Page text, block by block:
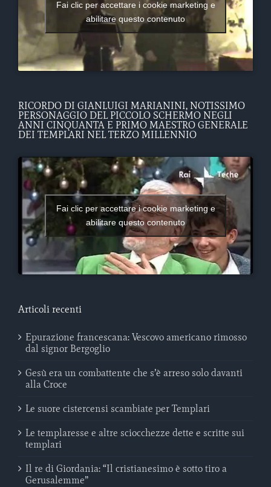
Fai clic per accettare i cookie marketing e
abilitare questo contenuto
RICORDO DI GIANLUIGI MARIANINI, NOTISSIMO
PERSONAGGIO DEL PICCOLO SCHERMO NEGLI
ANNI CINQUANTA E PRIMO MAESTRO GENERALE
DEI TEMPLARI NEL TERZO MILLENNIO
Fai clic per accettare i cookie marketing e
abilitare questo contenuto
Articoli recenti
Epurazione francescana: Vescovo americano rimosso
dal signor Bergoglio
Gesù era un combattente che s’è arreso solo davanti
alla Croce
Le suore cistercensi scambiate per Templari
Le templaresse e altre sciocchezze dette e scritte sui
templari
Il re di Giordania: “Il cristianesimo è sotto tiro a
Gerusalemme”